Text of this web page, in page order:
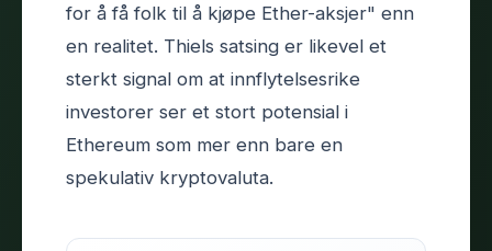
for å få folk til å kjøpe Ether-aksjer" enn
en realitet. Thiels satsing er likevel et
sterkt signal om at innflytelsesrike
investorer ser et stort potensial i
Ethereum som mer enn bare en
spekulativ kryptovaluta.